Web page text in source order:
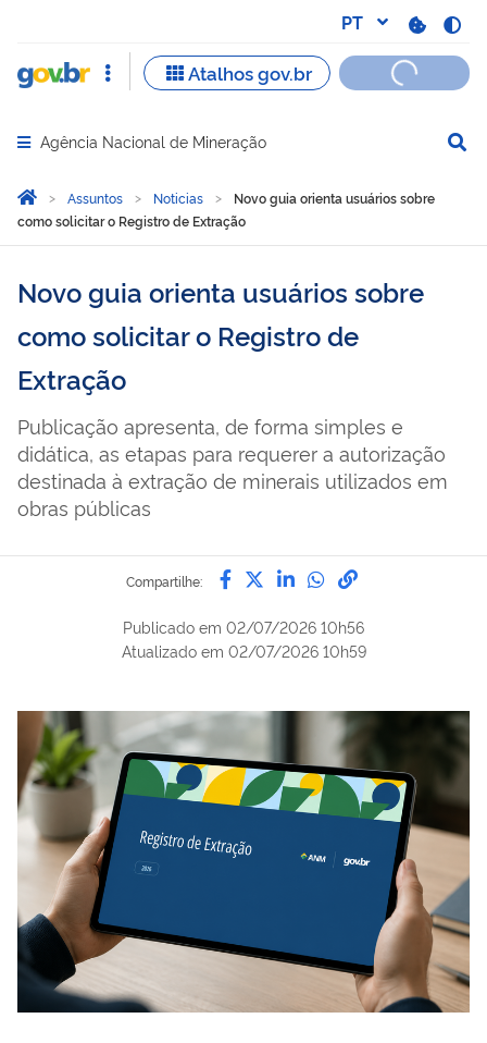
Abrir menu principal de navegação
Agência Nacional de Mineração
Você está aqui:
Página Inicial
Assuntos Noticias
Novo guia orienta usuários sobre
como solicitar o Registro de Extração
Novo guia orienta usuários sobre
como solicitar o Registro de
Extração
Publicação apresenta, de forma simples e
didática, as etapas para requerer a autorização
destinada à extração de minerais utilizados em
obras públicas
Compartilhe: Compartilhe por Facebook
Compartilhe por Twitter
Compartilhe por
Compartilhe
link para
Publicado em 02/07/2026 10h56
Atualizado em 02/07/2026 10h59